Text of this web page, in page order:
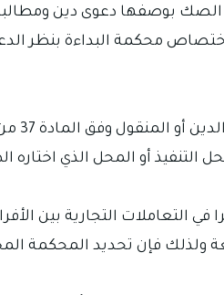
رقم 83 لسنة 1969 على اختصاص محكمة
التنفيذ أو المحل الذي اختاره
في التعاملات التجارية بين
ولذلك فإن تحديد المحكمة